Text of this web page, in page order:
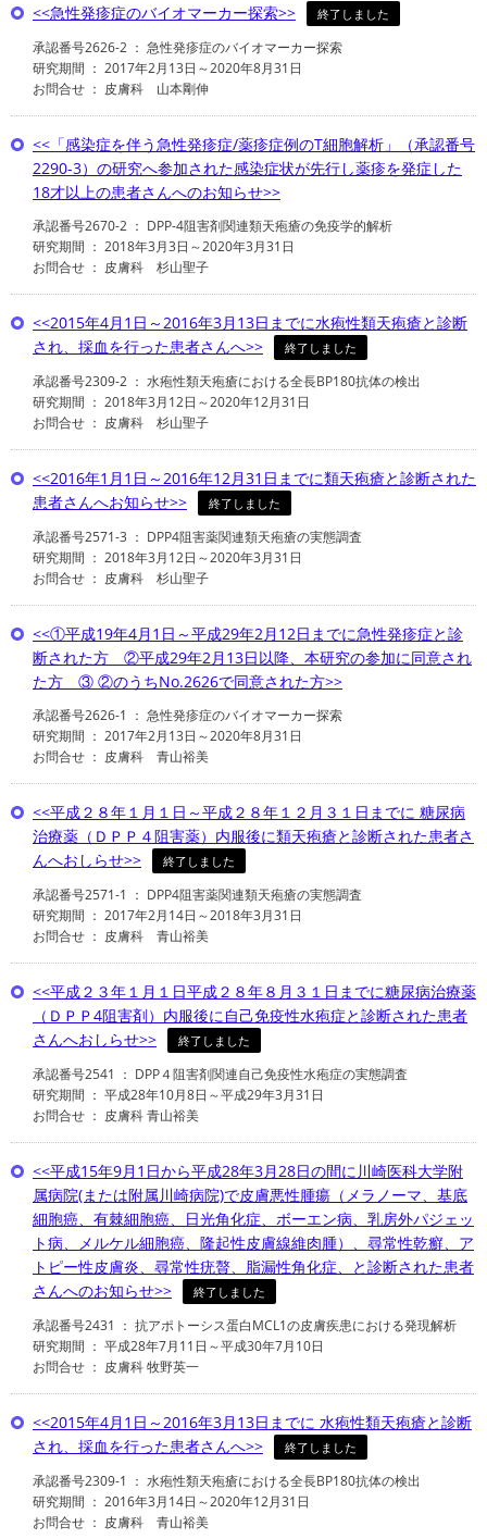
<<急性発疹症のバイオマーカー探索>> 終了しました
承認番号2626-2 ： 急性発疹症のバイオマーカー探索
研究期間 ： 2017年2月13日～2020年8月31日
お問合せ ： 皮膚科 山本剛伸
<<「感染症を伴う急性発疹症/薬疹症例のT細胞解析」（承認番号
2290-3）の研究へ参加された感染症状が先行し薬疹を発症した
18才以上の患者さんへのお知らせ>>
承認番号2670-2 ： DPP-4阻害剤関連類天疱瘡の免疫学的解析
研究期間 ： 2018年3月3日～2020年3月31日
お問合せ ： 皮膚科 杉山聖子
<<2015年4月1日～2016年3月13日までに水疱性類天疱瘡と診断
され、採血を行った患者さんへ>>
終了しました
承認番号2309-2 ： 水疱性類天疱瘡における全長BP180抗体の検出
研究期間 ： 2018年3月12日～2020年12月31日
お問合せ ： 皮膚科 杉山聖子
<<2016年1月1日～2016年12月31日までに類天疱瘡と診断された
患者さんへお知らせ>>
終了しました
承認番号2571-3 ： DPP4阻害薬関連類天疱瘡の実態調査
研究期間 ： 2018年3月12日～2020年3月31日
お問合せ ： 皮膚科 杉山聖子
<<①平成19年4月1日～平成29年2月12日までに急性発疹症と診
断された方 ②平成29年2月13日以降、本研究の参加に同意され
た方 ③ ②のうちNo.2626で同意された方>>
承認番号2626-1 ： 急性発疹症のバイオマーカー探索
研究期間 ： 2017年2月13日～2020年8月31日
お問合せ ： 皮膚科 青山裕美
<<平成２８年１月１日～平成２８年１２月３１日までに 糖尿病
治療薬（ＤＰＰ４阻害薬）内服後に類天疱瘡と診断された患者さ
んへおしらせ>>
終了しました
承認番号2571-1 ： DPP4阻害薬関連類天疱瘡の実態調査
研究期間 ： 2017年2月14日～2018年3月31日
お問合せ ： 皮膚科 青山裕美
<<平成２３年１月１日平成２８年８月３１日までに糖尿病治療薬
（ＤＰＰ4阻害剤）内服後に自己免疫性水疱症と診断された患者
さんへおしらせ>>
終了しました
承認番号2541 ： DPP４阻害剤関連自己免疫性水疱症の実態調査
研究期間 ： 平成28年10月8日～平成29年3月31日
お問合せ ： 皮膚科 青山裕美
<<平成15年9月1日から平成28年3月28日の間に川崎医科大学附
属病院(または附属川崎病院)で皮膚悪性腫瘍（メラノーマ、基底
細胞癌、有棘細胞癌、日光角化症、ボーエン病、乳房外パジェッ
ト病、メルケル細胞癌、隆起性皮膚線維肉腫）、尋常性乾癬、ア
トピー性皮膚炎、尋常性疣贅、脂漏性角化症、と診断された患者
さんへのお知らせ>>
終了しました
承認番号2431 ： 抗アポトーシス蛋白MCL1の皮膚疾患における発現解析
研究期間 ： 平成28年7月11日～平成30年7月10日
お問合せ ： 皮膚科 牧野英一
<<2015年4月1日～2016年3月13日までに 水疱性類天疱瘡と診断
され、採血を行った患者さんへ>>
終了しました
承認番号2309-1 ： 水疱性類天疱瘡における全長BP180抗体の検出
研究期間 ： 2016年3月14日～2020年12月31日
お問合せ ： 皮膚科 青山裕美